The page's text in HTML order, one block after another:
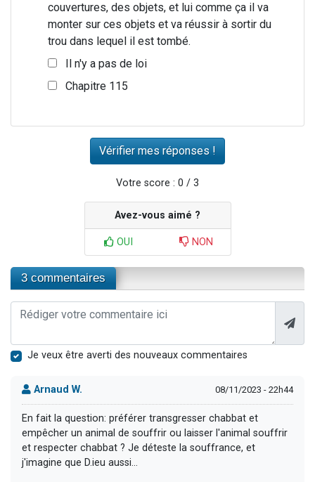
couvertures, des objets, et lui comme ça il va
monter sur ces objets et va réussir à sortir du
trou dans lequel il est tombé.
Il n'y a pas de loi
Chapitre 115
Votre score : 0 / 3
Avez-vous aimé ?
OUI NON
3 commentaires
Je veux être averti des nouveaux commentaires
Arnaud W. 08/11/2023 - 22h44
En fait la question: préférer transgresser chabbat et
empêcher un animal de souffrir ou laisser l'animal souffrir
et respecter chabbat ? Je déteste la souffrance, et
j'imagine que D.ieu aussi...